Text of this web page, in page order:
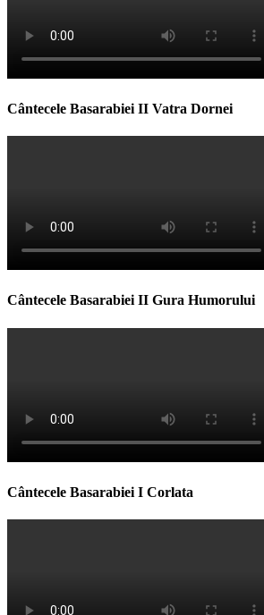
Cântecele Basarabiei II Vatra Dornei
Cântecele Basarabiei II Gura Humorului
Cântecele Basarabiei I Corlata